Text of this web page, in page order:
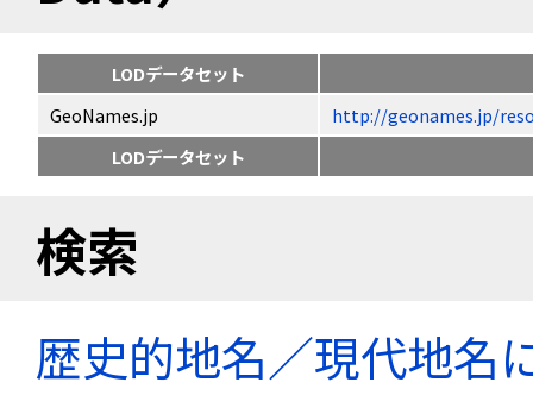
LODデータセット
GeoNames.jp
http://geonames.jp/
LODデータセット
検索
歴史的地名／現代地名